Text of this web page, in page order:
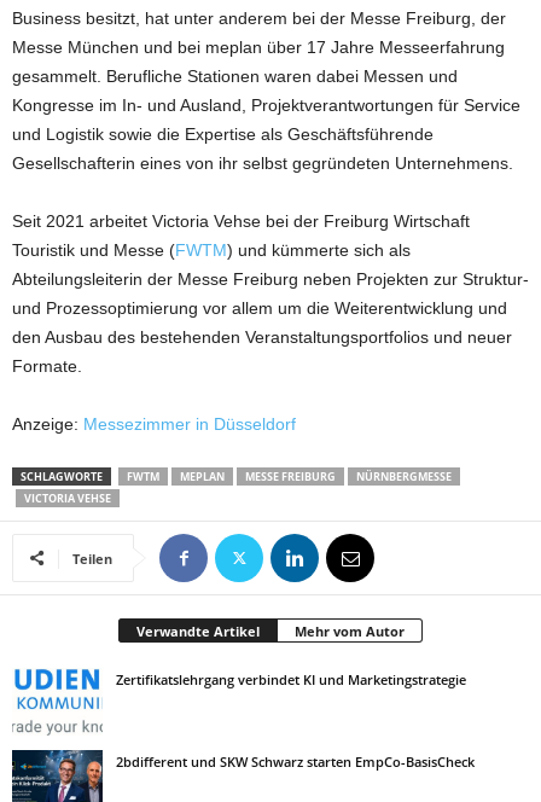
Business besitzt, hat unter anderem bei der Messe Freiburg, der
Messe München und bei meplan über 17 Jahre Messeerfahrung
gesammelt. Berufliche Stationen waren dabei Messen und
Kongresse im In- und Ausland, Projektverantwortungen für Service
und Logistik sowie die Expertise als Geschäftsführende
Gesellschafterin eines von ihr selbst gegründeten Unternehmens.
Seit 2021 arbeitet Victoria Vehse bei der Freiburg Wirtschaft
Touristik und Messe (FWTM) und kümmerte sich als
Abteilungsleiterin der Messe Freiburg neben Projekten zur Struktur-
und Prozessoptimierung vor allem um die Weiterentwicklung und
den Ausbau des bestehenden Veranstaltungsportfolios und neuer
Formate.
Anzeige: Messezimmer in Düsseldorf
SCHLAGWORTE FWTM MEPLAN MESSE FREIBURG
NÜRNBERGMESSE
VICTORIA VEHSE
Teilen
Verwandte Artikel Mehr vom Autor
Zertifikatslehrgang verbindet KI und Marketingstrategie
2bdifferent und SKW Schwarz starten EmpCo-BasisCheck